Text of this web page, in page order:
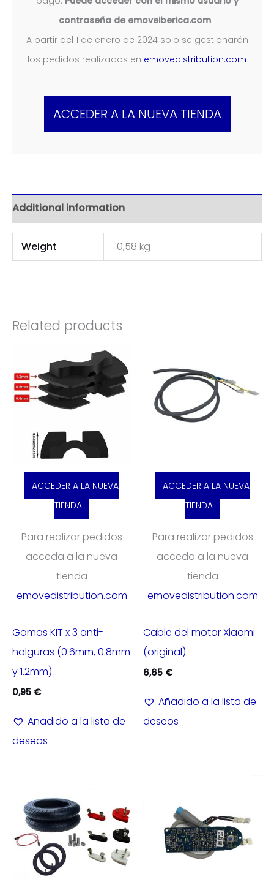
contraseña de emoveiberica.com.
A partir del 1 de enero de 2024 solo se gestionarán
los pedidos realizados en emovedistribution.com
ACCEDER A LA NUEVA TIENDA
Additional information
Weight 0,58 kg
Related products
ACCEDER A LA NUEVA
TIENDA
Para realizar pedidos
acceda a la nueva
tienda
emovedistribution.com
Gomas KIT x 3 anti-
holguras (0.6mm, 0.8mm
y 1.2mm)
0,95 €
Añadido a la lista de
deseos
ACCEDER A LA NUEVA
TIENDA
Para realizar pedidos
acceda a la nueva
tienda
emovedistribution.com
Cable del motor Xiaomi
(original)
6,65 €
Añadido a la lista de
deseos